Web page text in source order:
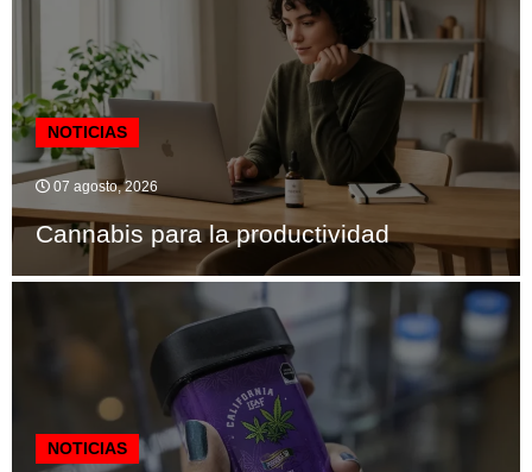
NOTICIAS
07 agosto, 2026
Cannabis para la productividad
NOTICIAS